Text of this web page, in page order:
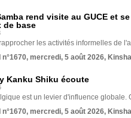
rend visite au GUCE et
de base
les activités informelles de
n°1670, mercredi, 5 août 2026,
Kanku Shiku écoute
est un levier d'influence globale.
n°1670, mercredi, 5 août 2026,